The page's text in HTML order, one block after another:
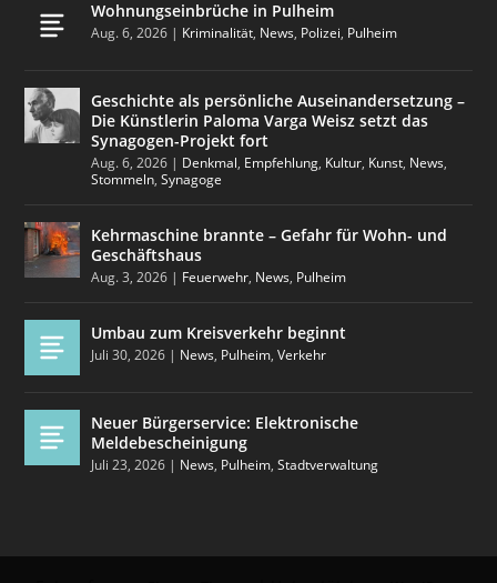
Wohnungseinbrüche in Pulheim
Aug. 6, 2026 | Kriminalität, News, Polizei, Pulheim
Geschichte als persönliche Auseinandersetzung –
Die Künstlerin Paloma Varga Weisz setzt das
Synagogen-Projekt fort
Aug. 6, 2026 | Denkmal, Empfehlung, Kultur, Kunst, News,
Stommeln,Synagoge
Kehrmaschine brannte – Gefahr für Wohn- und
Geschäftshaus
Aug. 3, 2026 | Feuerwehr, News, Pulheim
Umbau zum Kreisverkehr beginnt
Juli 30, 2026 | News, Pulheim,Verkehr
Neuer Bürgerservice: Elektronische
Meldebescheinigung
Juli 23, 2026 | News, Pulheim,Stadtverwaltung